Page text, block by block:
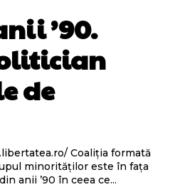
’90.
de
Coaliția formată
minorităților este în fața
anii ’90 în ceea ce...